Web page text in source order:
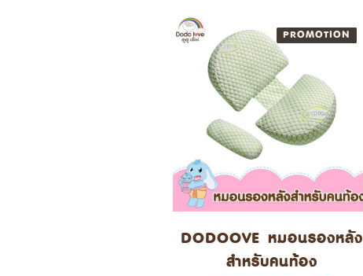
NEW
PROMOTION
DODOOVE หมอนรองหลัง
สำหรับคนท้อง